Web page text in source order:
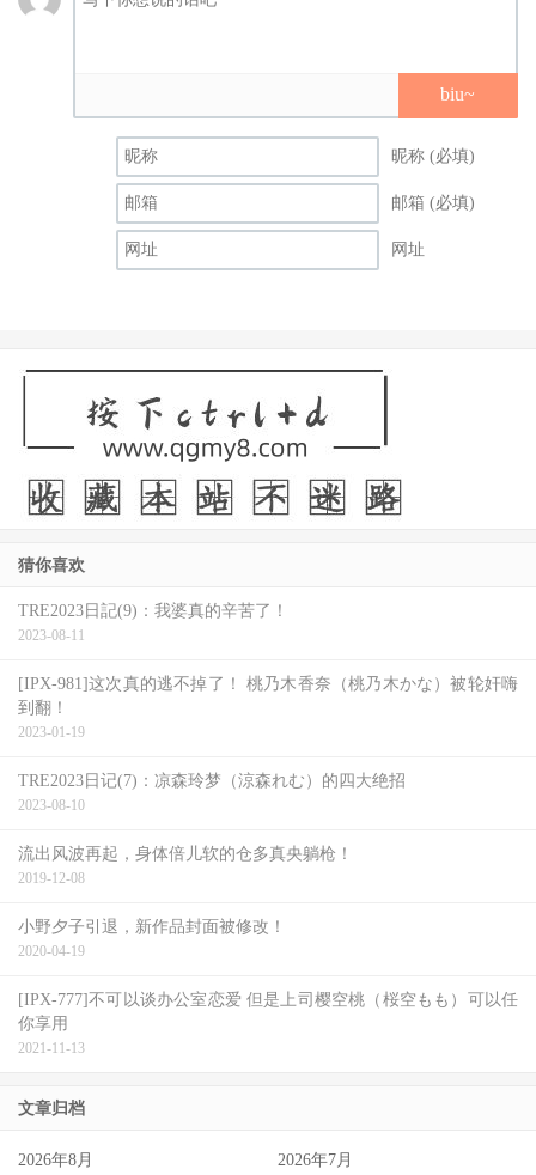
One’s Double，也就是三上原来的事务所前一阵子可说是动
作频频ー先是将旗下女艺人樱もこ(樱萌子)、安位カヲル(安
间事务所AllPro托管，接下来三上自创的服饰品牌miyours结
束营业打折出清，当时很多人以为是像韩团Honey Popcorn
见不好赶快收，但后来事情的发展却和大家猜的不大一样：
首先，要敲那四位女艺人现在就直接找AllPro了，就算你找
One’s Double也会被PASS过去，接着，市场上传出miyours其
一行了所以画下句点⋯
biu~
昵称 (必填)
邮箱 (必填)
网址
猜你喜欢
TRE2023日記(9)：我婆真的辛苦了！
2023-08-11
[IPX-981]这次真的逃不掉了！ 桃乃木香奈（桃乃木かな）被轮奸嗨
到翻！
2023-01-19
TRE2023日记(7)：凉森玲梦（涼森れむ）的四大绝招
2023-08-10
流出风波再起，身体倍儿软的仓多真央躺枪！
2019-12-08
小野夕子引退，新作品封面被修改！
2020-04-19
[IPX-777]不可以谈办公室恋爱 但是上司樱空桃（桜空もも）可以任
你享用
2021-11-13
文章归档
2026年8月
2026年7月